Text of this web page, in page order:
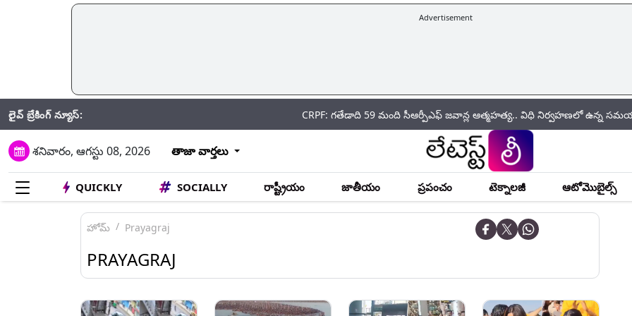
Advertisement
లైవ్ బ్రేకింగ్ న్యూస్: CRPF: గతేడాది 59 మంది సీఆర్పీఎఫ్ జ‌వాన్ల ఆత్మ‌హ‌త్య.. విధి నిర్వహణలో ఉన్న సమయంలోనే
శనివారం, ఆగస్టు 08, 2026 తాజా వార్తలు
QUICKLY SOCIALLY రాష్ట్రీయం జాతీయం ప్రపంచం టెక్నాలజీ ఆటోమొబైల్స్
హోమ్ Prayagraj
PRAYAGRAJ